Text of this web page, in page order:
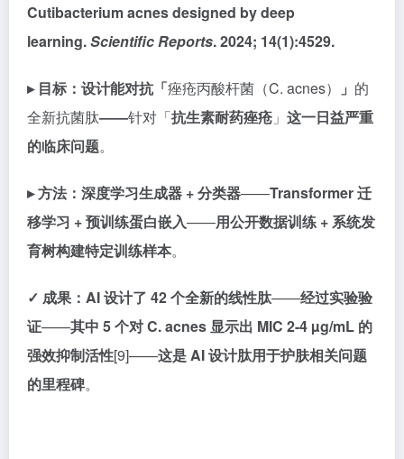
Cutibacterium acnes designed by deep
learning.Scientific Reports. 2024; 14(1):4529.
▸ 目标： 设计能对抗「痤疮丙酸杆菌（C. acnes） 」 的
全新抗菌肽——针对「抗生素耐药痤疮 」 这一日益严重
的临床问题。
▸ 方法： 深度学习生成器 + 分类器——Transformer 迁
移学习 + 预训练蛋白嵌入——用公开数据训练 + 系统发
育树构建特定训练样本。
✓ 成果： AI 设计了 42 个全新的线性肽——经过实验验
证——其中 5 个对 C. acnes 显示出 MIC 2-4 µg/mL 的
强效抑制活性[9]——这是 AI 设计肽用于护肤相关问题
的里程碑。